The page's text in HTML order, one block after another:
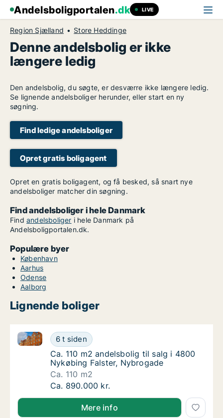
Andelsboligportalen.dk LIVE
Region Sjælland Store Heddinge
Denne andelsbolig er ikke
længere ledig
Den andelsbolig, du søgte, er desværre ikke længere ledig.
Se lignende andelsboliger herunder, eller start en ny
søgning.
Find ledige andelsboliger
Opret gratis boligagent
Opret en gratis boligagent, og få besked, så snart nye
andelsboliger matcher din søgning.
Find andelsboliger i hele Danmark
Find andelsboliger i hele Danmark på
Andelsboligportalen.dk.
Populære byer
København
Aarhus
Odense
Aalborg
Lignende boliger
Ca. 110 m2 andelsbolig til salg i 4800
6 t siden
Ca. 110 m2 andelsbolig til salg i 4800 Nykøbing
Ca. 110 m2 andelsbolig til salg i 4800
Ca. 110 m2 andelsbolig til salg i 4800
Nykøbing Falster, Nybrogade
Ca. 110 m2
Ca. 110 m2 andelsbolig til salg i 4800
Ca. 890.000 kr.
Mere info